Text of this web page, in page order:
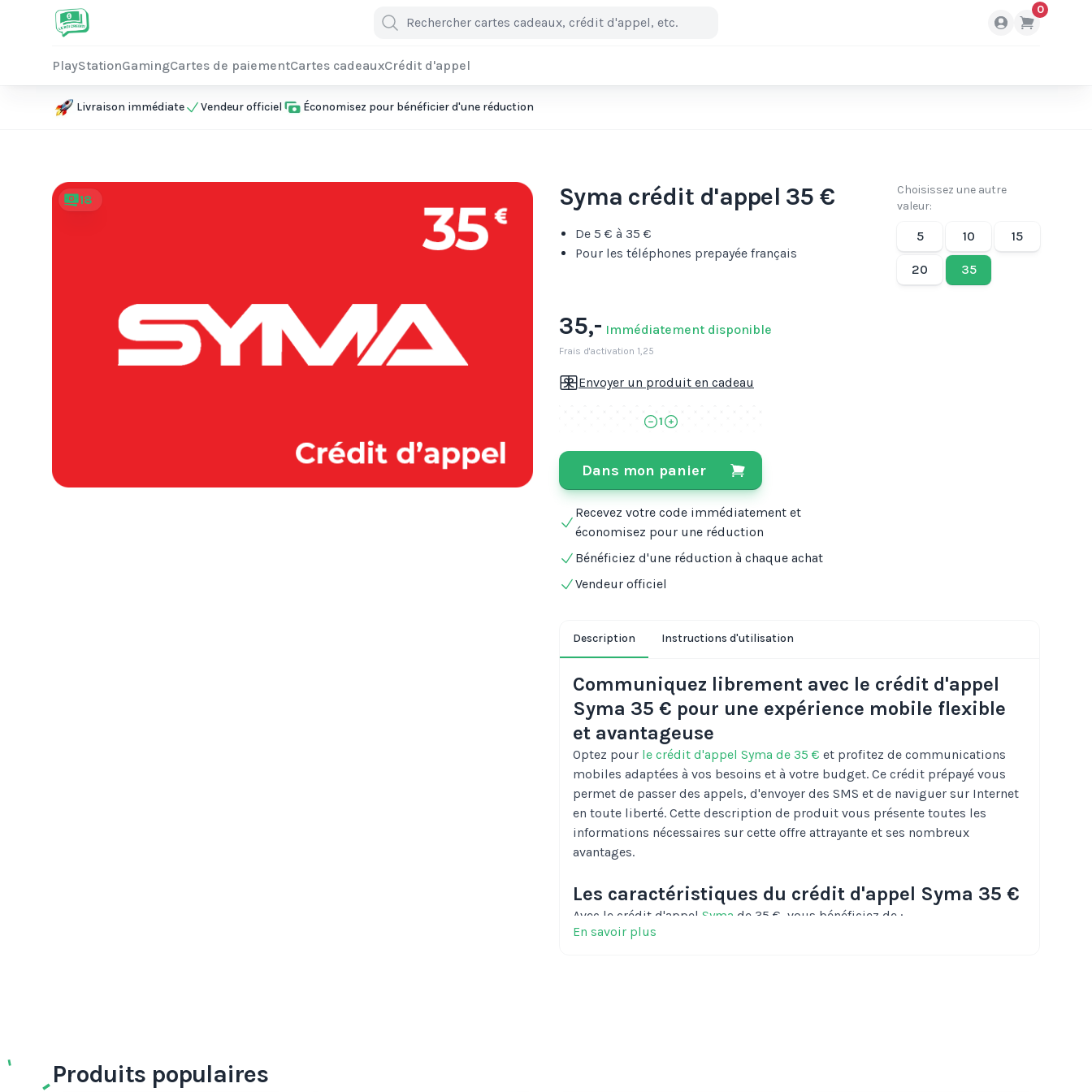
0
PlayStationGamingCartes de paiementCartes cadeauxCrédit d'appel
Livraison immédiate Vendeur officiel Économisez pour bénéficier d'une réduction
18 Syma crédit d'appel 35 €
De 5 € à 35 €
Pour les téléphones prepayée français
Choisissez une autre
valeur:
5 10 15
20 35
35,- Immédiatement disponible
Frais d'activation 1,25
Envoyer un produit en cadeau
1
Dans mon panier
Recevez votre code immédiatement et
économisez pour une réduction
Bénéficiez d'une réduction à chaque achat
Vendeur officiel
Description Instructions d'utilisation
Communiquez librement avec le crédit d'appel
Syma 35 € pour une expérience mobile flexible
et avantageuse
Optez pour le crédit d'appel Syma de 35 € et profitez de communications
mobiles adaptées à vos besoins et à votre budget. Ce crédit prépayé vous
permet de passer des appels, d'envoyer des SMS et de naviguer sur Internet
en toute liberté. Cette description de produit vous présente toutes les
informations nécessaires sur cette offre attrayante et ses nombreux
avantages.
Les caractéristiques du crédit d'appel Syma 35 €
Avec le crédit d'appel Syma de 35 €, vous bénéficiez de :
Crédit d'appel de 35 € : Utilisez votre crédit pour passer des appels,
En savoir plus
Produits populaires